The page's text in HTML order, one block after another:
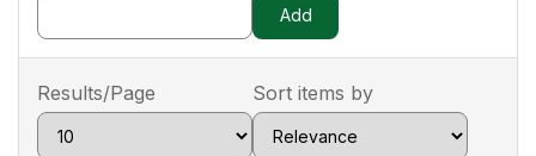
Results/Page Sort items by